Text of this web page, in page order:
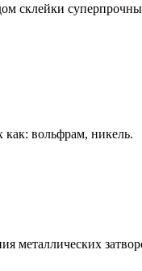
склейки
как: вольфрам, никель.
металлических